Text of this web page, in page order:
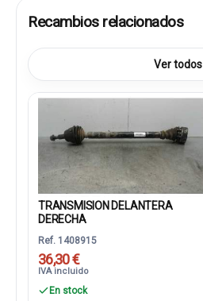
Recambios relacionados
Ver todos
TRANSMISION DELANTERA
DERECHA
Ref. 1408915
36,30 €
IVA incluido
En stock